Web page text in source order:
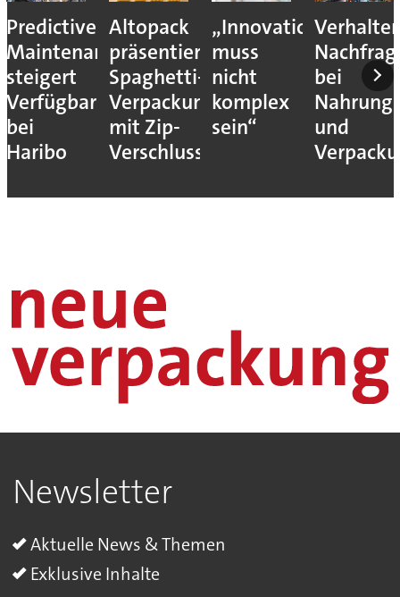
Predictive
Maintenance
steigert
Verfügbarkeit
bei
Haribo
Altopack
präsentiert
Spaghetti-
Verpackung
mit Zip-
Verschluss
„Innovation
muss
nicht
komplex
sein“
bei
und
Newsletter
Aktuelle News & Themen
Exklusive Inhalte